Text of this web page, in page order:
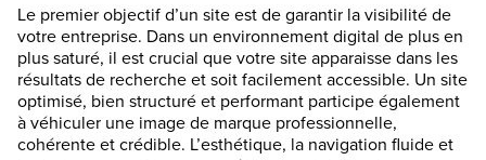
Le premier objectif d’un site est de garantir la visibilité de
votre entreprise. Dans un environnement digital de plus en
plus saturé, il est crucial que votre site apparaisse dans les
résultats de recherche et soit facilement accessible. Un site
optimisé, bien structuré et performant participe également
à véhiculer une image de marque professionnelle,
cohérente et crédible. L’esthétique, la navigation fluide et